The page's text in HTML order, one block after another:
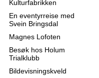
Kulturfabrikken
En eventyrreise med
Svein Bringsdal
Magnes Lofoten
Besøk hos Holum
Trialklubb
Bildevisningskveld